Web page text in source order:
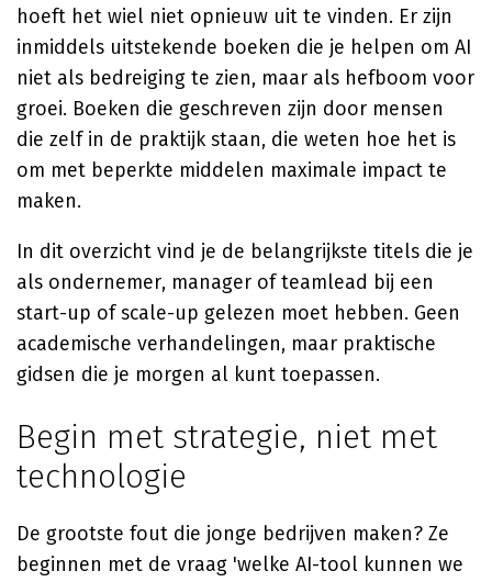
hoeft het wiel niet opnieuw uit te vinden. Er zijn
inmiddels uitstekende boeken die je helpen om AI
niet als bedreiging te zien, maar als hefboom voor
groei. Boeken die geschreven zijn door mensen
die zelf in de praktijk staan, die weten hoe het is
om met beperkte middelen maximale impact te
maken.
In dit overzicht vind je de belangrijkste titels die je
als ondernemer, manager of teamlead bij een
start-up of scale-up gelezen moet hebben. Geen
academische verhandelingen, maar praktische
gidsen die je morgen al kunt toepassen.
Begin met strategie, niet met
technologie
De grootste fout die jonge bedrijven maken? Ze
beginnen met de vraag 'welke AI-tool kunnen we